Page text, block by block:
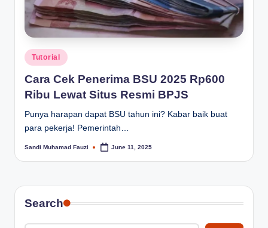
Posted
in
Tutorial
Cara Cek Penerima BSU 2025 Rp600
Ribu Lewat Situs Resmi BPJS
Punya harapan dapat BSU tahun ini? Kabar baik buat
para pekerja! Pemerintah…
Posted
Sandi Muhamad Fauzi June 11, 2025
Search